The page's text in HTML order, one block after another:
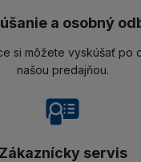
a osobný
si môžete vyskúšať po
našou predajňou.
Zákaznícky servis